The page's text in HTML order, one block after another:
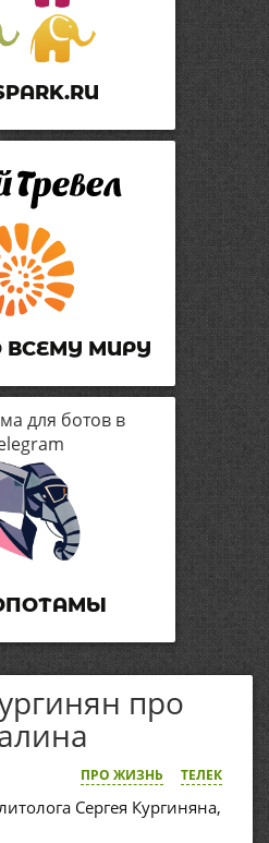
МИРУ
для ботов в
про
ПРО ЖИЗНЬ ТЕЛЕК
Сергея Кургиняна,